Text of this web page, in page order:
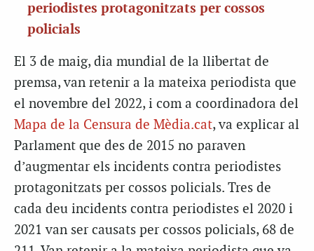
periodistes protagonitzats per cossos
policials
El 3 de maig, dia mundial de la llibertat de
premsa, van retenir a la mateixa periodista que
el novembre del 2022, i com a coordinadora del
Mapa de la Censura de Mèdia.cat, va explicar al
Parlament que des de 2015 no paraven
d’augmentar els incidents contra periodistes
protagonitzats per cossos policials. Tres de
cada deu incidents contra periodistes el 2020 i
2021 van ser causats per cossos policials, 68 de